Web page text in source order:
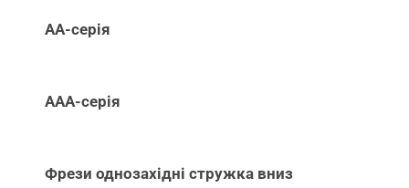
АА-серія
ААА-серія
Фрези однозахідні стружка вниз